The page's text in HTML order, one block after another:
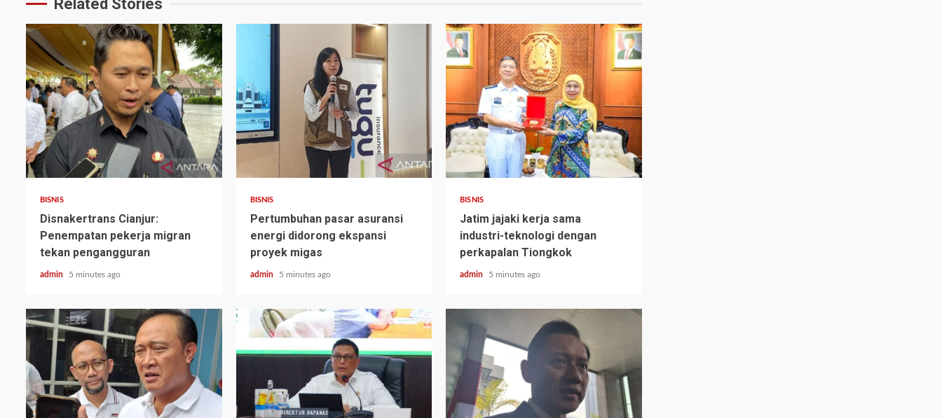
Related Stories
BISNIS
Disnakertrans Cianjur:
Penempatan pekerja migran
tekan pengangguran
admin 5 minutes ago
BISNIS
Pertumbuhan pasar asuransi
energi didorong ekspansi
proyek migas
admin 5 minutes ago
BISNIS
Jatim jajaki kerja sama
industri-teknologi dengan
perkapalan Tiongkok
admin 5 minutes ago